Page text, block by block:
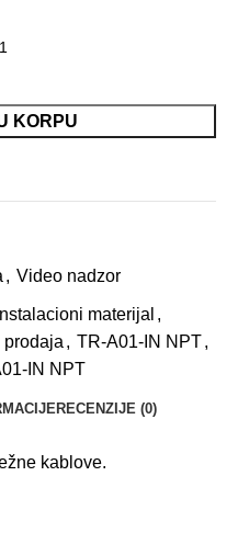
KORPU
, Video nadzor
Instalacioni materijal ,
prodaja , TR-A01-IN NPT,
IN NPT
RECENZIJE (0)
kablove.